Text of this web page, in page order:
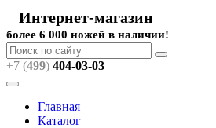
Интернет-магазин
более 6 000 ножей в наличии!
+7 (499) 404-03-03
Главная
Каталог